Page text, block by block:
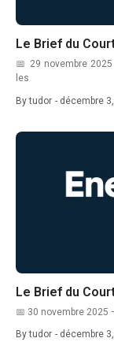
Marketing &
Négociation
courtier
courtier
courtier
création
décarbonation
décret tertiaire
Le Brief du
📅 29 novembre
les
Bytudor - décembre
Le Brief du
📅 30 novembre 2025
Bytudor - décembre